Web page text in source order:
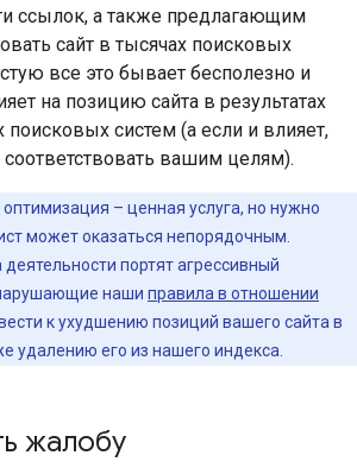
ссылок, а также предлагающим
сайт в тысячах поисковых
все это бывает бесполезно и
на позицию сайта в результатах
поисковых систем (а если и влияет,
вашим целям).
оптимизация – ценная услуга, но нужно
может оказаться непорядочным.
портят агрессивный
наши правила в отношении
к ухудшению позиций вашего сайта в
удалению его из нашего индекса.
жалобу